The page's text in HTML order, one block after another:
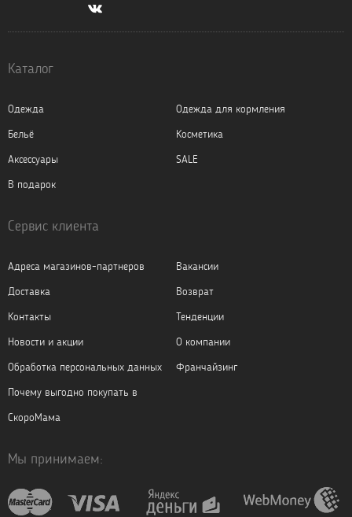
Каталог
Одежда
Одежда для кормления
Бельё
Косметика
Аксессуары
SALE
В подарок
Сервис клиента
Адреса магазинов-партнеров
Вакансии
Доставка
Возврат
Контакты
Тенденции
Новости и акции
О компании
Обработка персональных данных
Франчайзинг
Почему выгодно покупать в
СкороМама
Мы принимаем: